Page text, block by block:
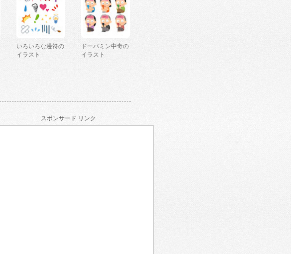
いろいろな漫符の
イラスト
ドーパミン中毒の
イラスト
スポンサード リンク